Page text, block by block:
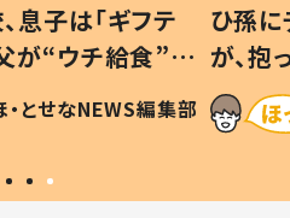
息子は「ギフテ
が“ウチ給食”を
とは #令和の親
・とせなNEWS編集部
ひ孫
が、
「涙が
い」